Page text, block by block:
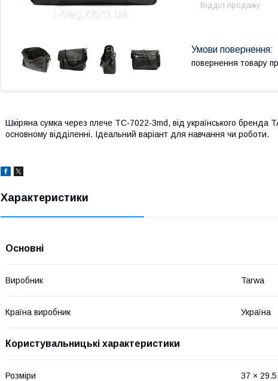
Відділ продажу
повернення товару
Шкіряна сумка через плече TC-7022-3md, від українського бренда
основному відділенні. Ідеальний варіант для навчання чи роботи.
Характеристики
Основні
Виробник Tarwa
Країна виробник Україна
Користувальницькі характеристики
Розміри 37 ×